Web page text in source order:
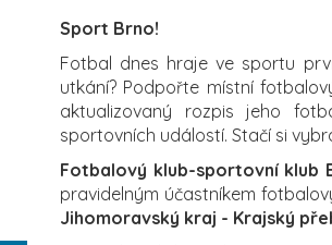
Sport Brno!
Fotbal dnes hraje ve sportu
utkání? Podpořte místní
aktualizovaný rozpis jeho
sportovních událostí. Stačí si
Fotbalový klub-sportovní klub
pravidelným účastníkem
Jihomoravský kraj - Krajský